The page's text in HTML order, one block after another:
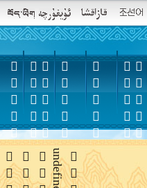

 
  
undefined